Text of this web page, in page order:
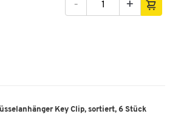
+
-
Key Clip, sortiert, 6 Stück